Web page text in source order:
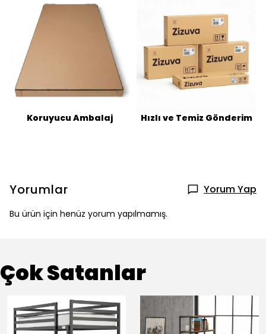
Koruyucu Ambalaj Hızlı ve Temiz Gönderim
Yorumlar Yorum Yap
Bu ürün için henüz yorum yapılmamış.
Çok Satanlar